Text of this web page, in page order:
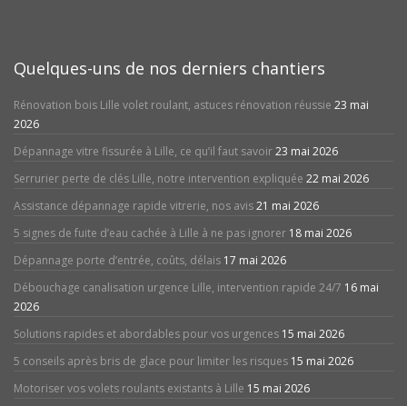
Quelques-uns de nos derniers chantiers
Rénovation bois Lille volet roulant, astuces rénovation réussie 23 mai
2026
Dépannage vitre fissurée à Lille, ce qu’il faut savoir23 mai 2026
Serrurier perte de clés Lille, notre intervention expliquée 22 mai 2026
Assistance dépannage rapide vitrerie, nos avis21 mai 2026
5 signes de fuite d’eau cachée à Lille à ne pas ignorer 18 mai 2026
Dépannage porte d’entrée, coûts, délais 17 mai 2026
Débouchage canalisation urgence Lille, intervention rapide 24/7 16 mai
2026
Solutions rapides et abordables pour vos urgences 15 mai 2026
5 conseils après bris de glace pour limiter les risques 15 mai 2026
Motoriser vos volets roulants existants à Lille 15 mai 2026